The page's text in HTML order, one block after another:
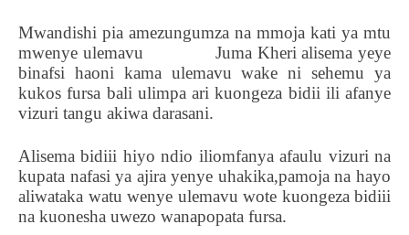
Mwandishi pia amezungumza na mmoja kati ya mtu
mwenye ulemavu
Juma Kheri alisema yeye
binafsi haoni kama ulemavu wake ni sehemu ya
kukos fursa bali ulimpa ari kuongeza bidii ili afanye
vizuri tangu akiwa darasani.
Alisema bidiii hiyo ndio iliomfanya afaulu vizuri na
kupata nafasi ya ajira yenye uhakika,pamoja na hayo
aliwataka watu wenye ulemavu wote kuongeza bidiii
na kuonesha uwezo wanapopata fursa.